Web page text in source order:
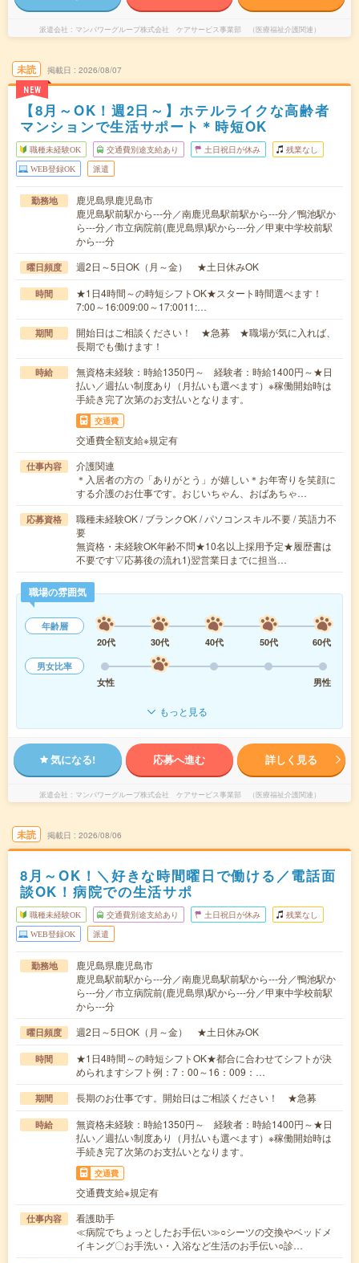
派遣会社 マンパワーグループ株式会社 ケアサービス事業部 （医療福祉介護関連）
未読
NEW
掲載日 2026/08/07
【8月～OK！週2日～】ホテルライクな高齢者
マンションで生活サポート＊時短OK
職種未経験OK 交通費別途支給あり 土日祝日が休み 残業なし
WEB登録OK 派遣
勤務地
鹿児島県鹿児島市
鹿児島駅前駅から---分／南鹿児島駅前駅から---分／鴨池駅か
ら---分／市立病院前(鹿児島県)駅から---分／甲東中学校前駅
から---分
曜日頻度 週2日～5日OK（月～金） ★土日休みOK
時間
★1日4時間～の時短シフトOK★スタート時間選べます！
7:00～16:009:00～17:0011:…
期間
開始日はご相談ください！ ★急募 ★職場が気に入れば、
長期でも働けます！
時給
無資格未経験：時給1350円～ 経験者：時給1400円～★日
払い／週払い制度あり（月払いも選べます）※稼働開始時は
手続き完了次第のお支払いとなります。
交通費
交通費全額支給※規定有
仕事内容
介護関連
＊入居者の方の「ありがとう」が嬉しい＊お年寄りを笑顔に
する介護のお仕事です。おじいちゃん、おばあちゃ…
応募資格
職種未経験OK / ブランクOK / パソコンスキル不要 / 英語力不
要
無資格・未経験OK年齢不問★10名以上採用予定★履歴書は
不要です▽応募後の流れ1)翌営業日までに担当…
職場の雰囲気
年齢層
20代
30代 40代 50代
60代
男女比率
女性
男性
もっと見る
気になる! 応募へ進む 詳しく見る
派遣会社 マンパワーグループ株式会社 ケアサービス事業部 （医療福祉介護関連）
未読 掲載日 2026/08/06
8月～OK！＼好きな時間曜日で働ける／電話面
談OK！病院での生活サポ
職種未経験OK 交通費別途支給あり 土日祝日が休み 残業なし
WEB登録OK 派遣
勤務地
鹿児島県鹿児島市
鹿児島駅前駅から---分／南鹿児島駅前駅から---分／鴨池駅か
ら---分／市立病院前(鹿児島県)駅から---分／甲東中学校前駅
から---分
曜日頻度 週2日～5日OK（月～金） ★土日休みOK
時間
★1日4時間～の時短シフトOK★都合に合わせてシフトが決
められますシフト例：7：00～16：009：…
期間 長期のお仕事です。開始日はご相談ください！ ★急募
時給
無資格未経験：時給1350円～ 経験者：時給1400円～★日
払い／週払い制度あり（月払いも選べます）※稼働開始時は
手続き完了次第のお支払いとなります。
交通費
交通費支給※規定有
仕事内容
看護助手
≪病院でちょっとしたお手伝い≫○シーツの交換やベッドメ
イキング〇お手洗い・入浴など生活のお手伝い○診…